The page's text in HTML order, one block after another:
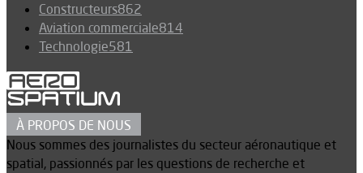
Constructeurs862
Aviation commerciale814
Technologie581
À PROPOS DE NOUS
Nous sommes des journalistes du secteur aéronautique et
spatial, passionnés par les questions de recherche et